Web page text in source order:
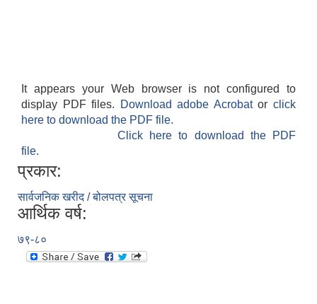
It appears your Web browser is not configured to
display PDF files.
Download adobe Acrobatorclick
here to download the PDF file.
Click here to download the PDF
file.
प्रकार:
सार्वजनिक खरीद / बोलपत्र सूचना
आर्थिक वर्ष:
७९-८०